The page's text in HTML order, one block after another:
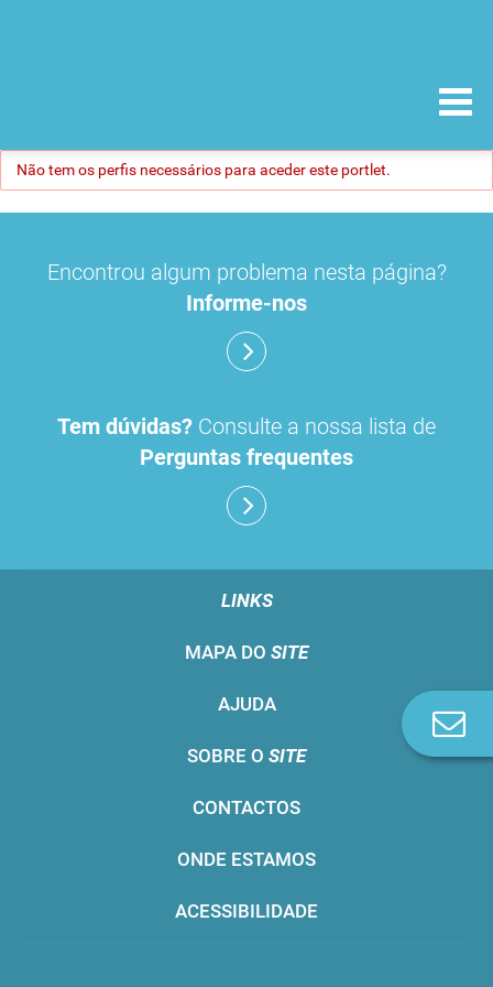
Não tem os perfis necessários para aceder este portlet.
Encontrou algum problema nesta página?
Informe-nos
Tem dúvidas? Consulte a nossa lista de
Perguntas frequentes
LINKS
MAPA DO SITE
AJUDA
SOBRE O SITE
CONTACTOS
ONDE ESTAMOS
ACESSIBILIDADE